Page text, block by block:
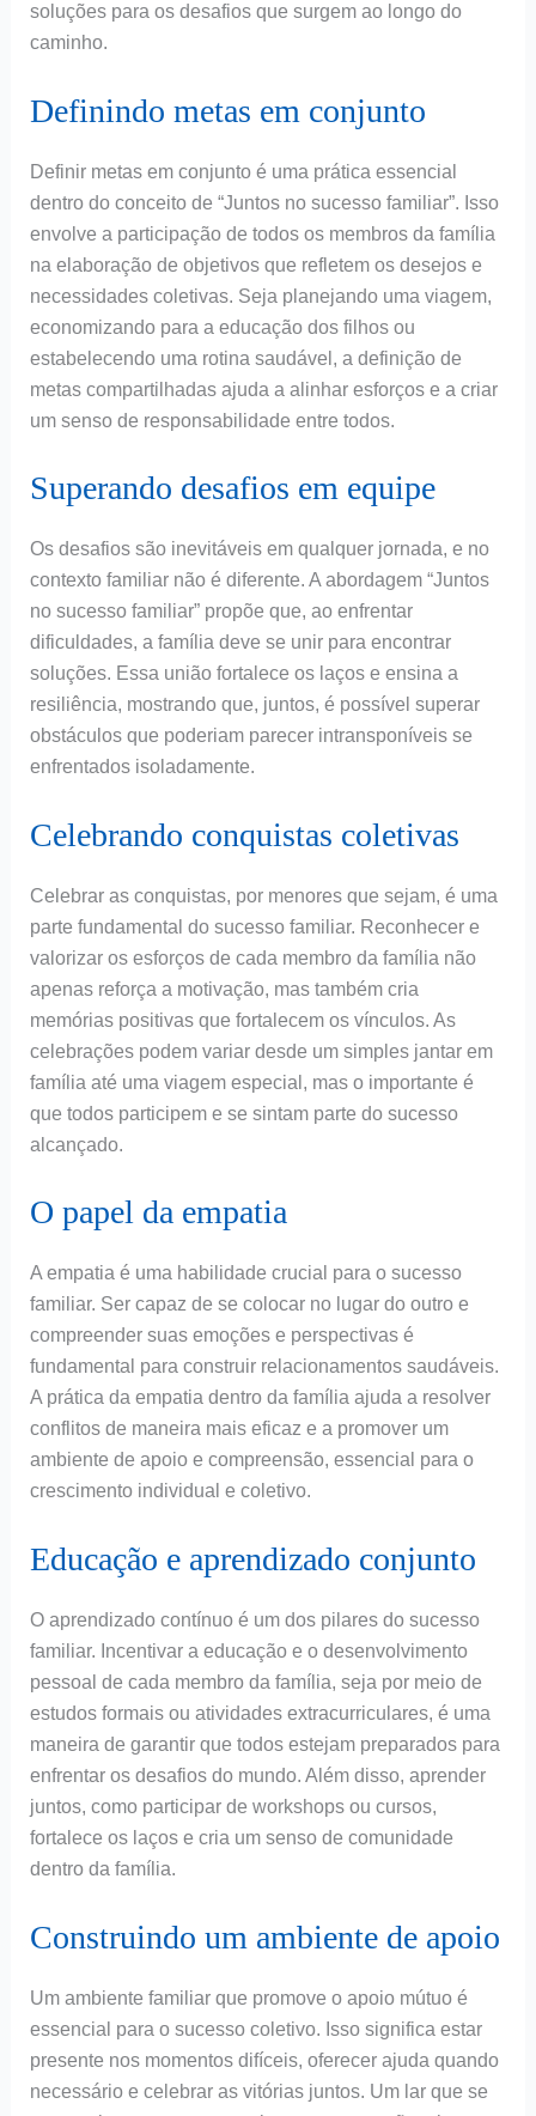
soluções para os desafios que surgem ao longo do
caminho.
Definindo metas em conjunto
Definir metas em conjunto é uma prática essencial
dentro do conceito de “Juntos no sucesso familiar”. Isso
envolve a participação de todos os membros da família
na elaboração de objetivos que refletem os desejos e
necessidades coletivas. Seja planejando uma viagem,
economizando para a educação dos filhos ou
estabelecendo uma rotina saudável, a definição de
metas compartilhadas ajuda a alinhar esforços e a criar
um senso de responsabilidade entre todos.
Superando desafios em equipe
Os desafios são inevitáveis em qualquer jornada, e no
contexto familiar não é diferente. A abordagem “Juntos
no sucesso familiar” propõe que, ao enfrentar
dificuldades, a família deve se unir para encontrar
soluções. Essa união fortalece os laços e ensina a
resiliência, mostrando que, juntos, é possível superar
obstáculos que poderiam parecer intransponíveis se
enfrentados isoladamente.
Celebrando conquistas coletivas
Celebrar as conquistas, por menores que sejam, é uma
parte fundamental do sucesso familiar. Reconhecer e
valorizar os esforços de cada membro da família não
apenas reforça a motivação, mas também cria
memórias positivas que fortalecem os vínculos. As
celebrações podem variar desde um simples jantar em
família até uma viagem especial, mas o importante é
que todos participem e se sintam parte do sucesso
alcançado.
O papel da empatia
A empatia é uma habilidade crucial para o sucesso
familiar. Ser capaz de se colocar no lugar do outro e
compreender suas emoções e perspectivas é
fundamental para construir relacionamentos saudáveis.
A prática da empatia dentro da família ajuda a resolver
conflitos de maneira mais eficaz e a promover um
ambiente de apoio e compreensão, essencial para o
crescimento individual e coletivo.
Educação e aprendizado conjunto
O aprendizado contínuo é um dos pilares do sucesso
familiar. Incentivar a educação e o desenvolvimento
pessoal de cada membro da família, seja por meio de
estudos formais ou atividades extracurriculares, é uma
maneira de garantir que todos estejam preparados para
enfrentar os desafios do mundo. Além disso, aprender
juntos, como participar de workshops ou cursos,
fortalece os laços e cria um senso de comunidade
dentro da família.
Construindo um ambiente de apoio
Um ambiente familiar que promove o apoio mútuo é
essencial para o sucesso coletivo. Isso significa estar
presente nos momentos difíceis, oferecer ajuda quando
necessário e celebrar as vitórias juntos. Um lar que se